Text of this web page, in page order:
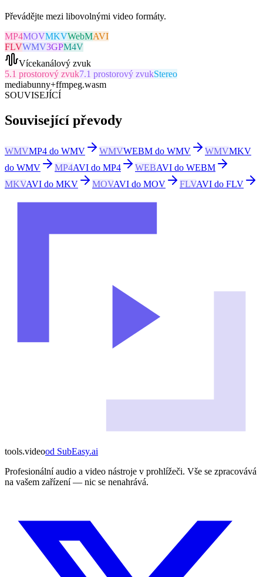
Převádějte mezi libovolnými video formáty.
MP4MOVMKVWebMAVI
FLVWMV3GPM4V
Vícekanálový zvuk
5.1 prostorový zvuk7.1 prostorový zvukStereo
mediabunny+ffmpeg.wasm
SOUVISEJÍCÍ
Související převody
WMVMP4 do WMV WMVWEBM do WMV WMVMKV
do WMV
MP4AVI do MP4 WEBAVI do WEBM
MKVAVI do MKV MOVAVI do MOV FLVAVI do FLV
tools.videood SubEasy.ai
Profesionální audio a video nástroje v prohlížeči. Vše se zpracovává
na vašem zařízení — nic se nenahrává.